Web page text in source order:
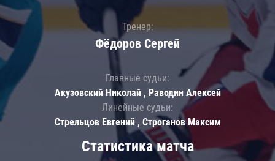
Статистика матча
Тренер:
Фёдоров Сергей
Главные судьи:
Акузовский Николай , Раводин Алексей
Линейные судьи:
Стрельцов Евгений , Строганов Максим